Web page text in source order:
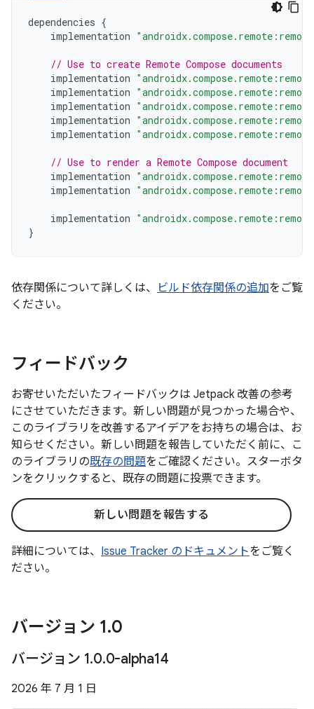
dependencies {
implementation
// Use to create Remote Compose documents
implementation
implementation
implementation
implementation
implementation
// Use to render a Remote Compose document
implementation
implementation
implementation
}
依存関係について詳しくは、 ビルド依存関係の追加をご覧
ください。
フィードバック
お寄せいただいたフィードバックは Jetpack 改善の参考
にさせていただきます。新しい問題が見つかった場合や、
このライブラリを改善するアイデアをお持ちの場合は、お
知らせください。新しい問題を報告していただく前に、こ
のライブラリの既存の問題をご確認ください。スターボタ
ンをクリックすると、既存の問題に投票できます。
新しい問題を報告する
詳細については、 Issue Tracker のドキュメントをご覧く
ださい。
バージョン 1.0
バージョン 1.0.0-alpha14
2026 年 7 月 1 日